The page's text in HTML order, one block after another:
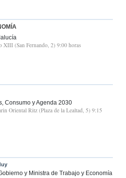
XIII (San Fernando, 2) 9:00 horas
Consumo y Agenda 2030
Oriental Ritz (Plaza de la Lealtad, 5) 9:15
y Ministra de Trabajo y Economía